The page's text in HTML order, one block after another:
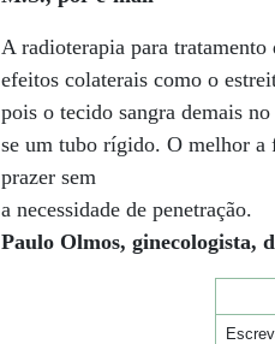
A radioterapia para
efeitos colaterais como o
pois o tecido sangra demais
se um tubo rígido. O melhor a
prazer sem
a necessidade de penetração.
Paulo Olmos, ginecologista,